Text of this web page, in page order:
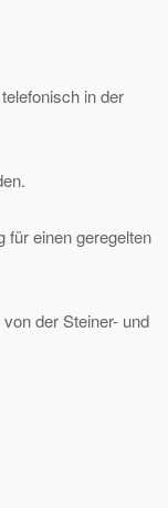
in der
für einen geregelten
der Steiner- und